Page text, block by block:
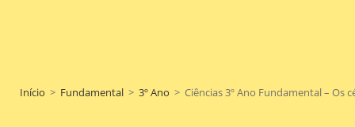
Início > Fundamental > 3º Ano > Ciências 3º Ano Fundamental – Os